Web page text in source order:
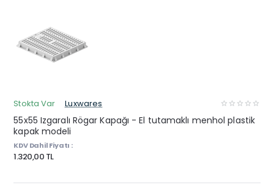
Stokta Var Luxwares
55x55 Izgaralı Rögar Kapağı - El tutamaklı menhol plastik
kapak modeli
KDV Dahil Fiyatı :
1.320,00 TL